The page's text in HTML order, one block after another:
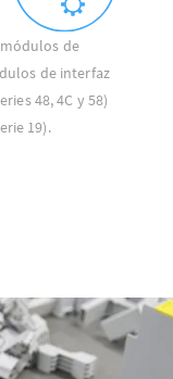
de
de interfaz
48, 4C y 58)
19).